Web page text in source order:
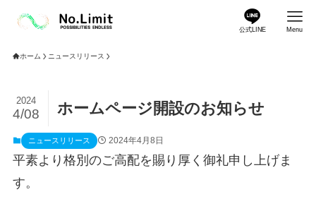
公式LINE Menu
ホーム ニュースリリース
ホームページ開設のお知らせ
2024
4/08
ニュースリリース 2024年4月8日
平素より格別のご高配を賜り厚く御礼申し上げま
す。